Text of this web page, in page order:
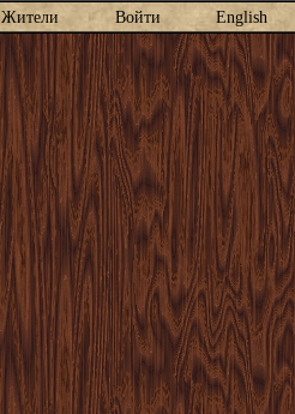
Жители Войти English